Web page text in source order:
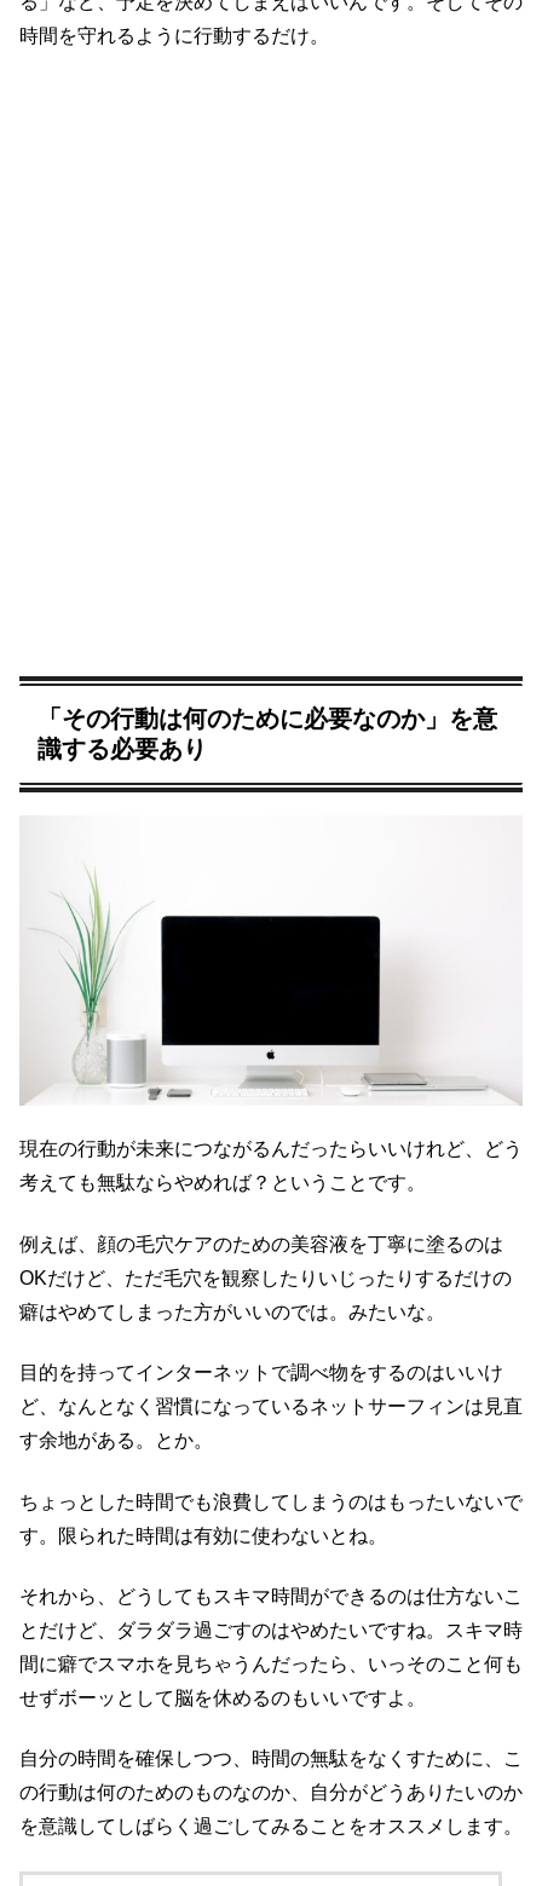
時間を守れるように行動するだけ。
「その行動は何のために必要なのか」を意
識する必要あり
現在の行動が未来につながるんだったらいいけれど、どう
考えても無駄ならやめれば？ということです。
例えば、顔の毛穴ケアのための美容液を丁寧に塗るのは
OKだけど、ただ毛穴を観察したりいじったりするだけの
癖はやめてしまった方がいいのでは。みたいな。
目的を持ってインターネットで調べ物をするのはいいけ
ど、なんとなく習慣になっているネットサーフィンは見直
す余地がある。とか。
ちょっとした時間でも浪費してしまうのはもったいないで
す。限られた時間は有効に使わないとね。
それから、どうしてもスキマ時間ができるのは仕方ないこ
とだけど、ダラダラ過ごすのはやめたいですね。スキマ時
間に癖でスマホを見ちゃうんだったら、いっそのこと何も
せずボーッとして脳を休めるのもいいですよ。
自分の時間を確保しつつ、時間の無駄をなくすために、こ
の行動は何のためのものなのか、自分がどうありたいのか
を意識してしばらく過ごしてみることをオススメします。